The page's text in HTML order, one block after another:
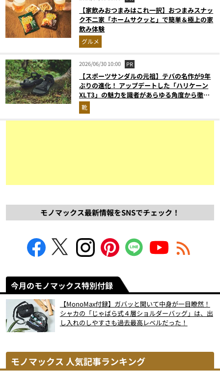
【家飲みおつまみはこれ一択】おつまみスナッ
ク不二家「ホームサクッと」で簡単＆極上の家
飲み体験
グルメ
2026/06/30 10:00 PR
【スポーツサンダルの元祖】テバの名作が9年
ぶりの進化！ アップデートした「ハリケーン
XLT3」の魅力を識者があらゆる角度から徹底
解説！
靴
モノマックス最新情報をSNSでチェック！
今月のモノマックス特別付録
【MonoMax付録】ガバッと開いて中身が一目瞭然！
シャカの「じゃばら式４層ショルダーバッグ」は、出
し入れのしやすさも過去最高レベルだった！
モノマックス 人気記事ランキング